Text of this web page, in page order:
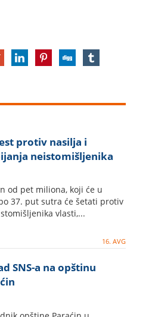
protiv nasilja i
neistomišljenika
od pet miliona, koji će u
37. put sutra će šetati protiv
vlasti,...
16. AVG
SNS-a na opštinu